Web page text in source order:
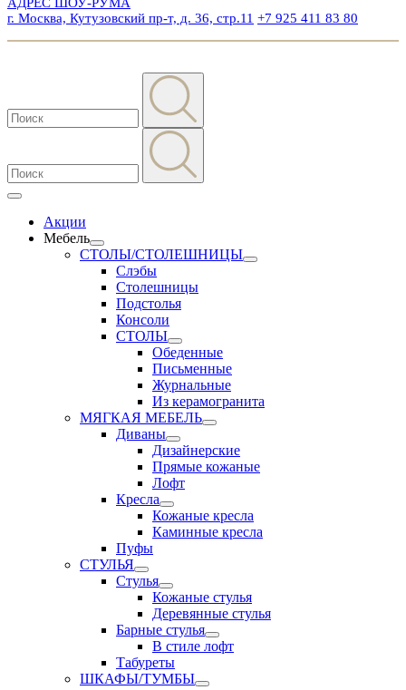
г. Москва, Кутузовский пр-т, д. 36, стр.11 +7 925 411 83 80
Акции
Мебель
СТОЛЫ/СТОЛЕШНИЦЫ
Слэбы
Столешницы
Подстолья
Консоли
СТОЛЫ
Обеденные
Письменные
Журнальные
Из керамогранита
МЯГКАЯ МЕБЕЛЬ
Диваны
Дизайнерские
Прямые кожаные
Лофт
Кресла
Кожаные кресла
Каминные кресла
Пуфы
СТУЛЬЯ
Стулья
Кожаные стулья
Деревянные стулья
Барные стулья
В стиле лофт
Табуреты
ШКАФЫ/ТУМБЫ